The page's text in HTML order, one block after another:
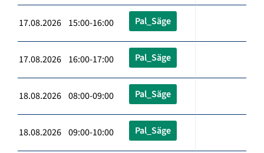
17.08.2026 15:00-16:00 Pal_Säge
17.08.2026 16:00-17:00 Pal_Säge
18.08.2026 08:00-09:00 Pal_Säge
18.08.2026 09:00-10:00 Pal_Säge